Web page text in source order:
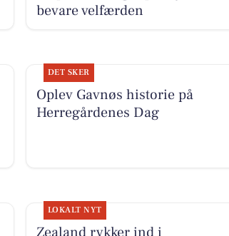
bevare velfærden
DET SKER
Oplev Gavnøs historie på
Herregårdenes Dag
LOKALT NYT